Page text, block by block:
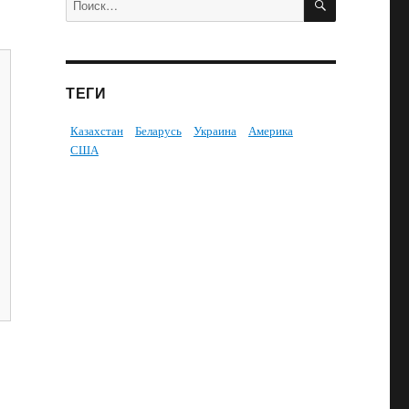
ТЕГИ
Казахстан Беларусь Украина
Америка
США